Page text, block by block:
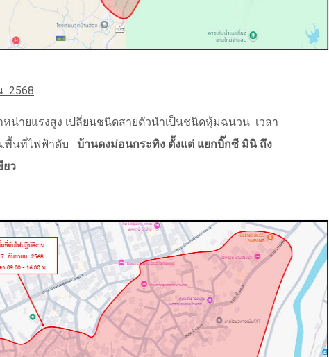
2568
หน่ายแรงสูง เปลี่ยนชนิดสายตัวนำเป็นชนิดหุ้มฉนวน เวลา
.พื้นที่ไฟฟ้าดับ
บ้านดงม่อนกระทิง ตั้งแต่ แยกบิ๊กซี มินิ ถึง
ยว